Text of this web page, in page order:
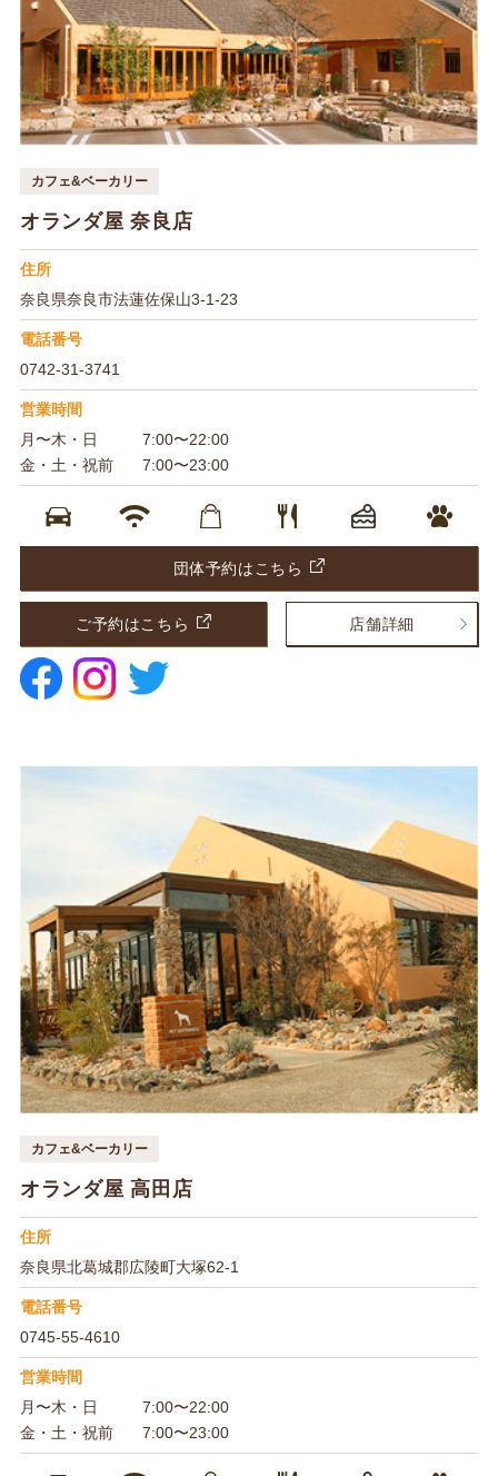
カフェ&ベーカリー
オランダ屋 奈良店
住所
奈良県奈良市法蓮佐保山3-1-23
電話番号
0742-31-3741
営業時間
月〜木・日
7:00〜22:00
金・土・祝前
7:00〜23:00
団体予約はこちら
ご予約はこちら 店舗詳細
カフェ&ベーカリー
オランダ屋 高田店
住所
奈良県北葛城郡広陵町大塚62-1
電話番号
0745-55-4610
営業時間
月〜木・日
7:00〜22:00
金・土・祝前
7:00〜23:00